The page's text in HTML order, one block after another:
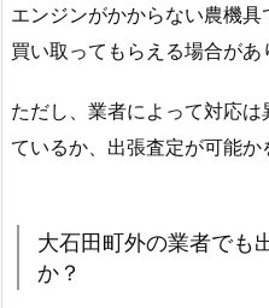
エンジンがかからない農機
買い取ってもらえる場合があ
ただし、業者によって対応
ているか、出張査定が可能か
大石田町外の業者でも
か？